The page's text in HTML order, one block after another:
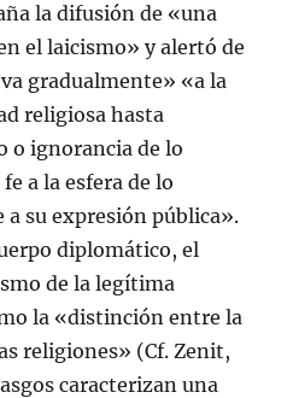
la difusión de «una
el laicismo» y alertó de
gradualmente» «a la
religiosa hasta
o ignorancia de lo
a la esfera de lo
su expresión pública».
diplomático, el
de la legítima
la «distinción entre la
religiones» (Cf. Zenit,
caracterizan una